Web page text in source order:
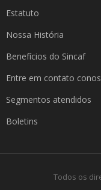
Estatuto
Nossa História
Benefícios do Sincaf
Entre em contato
Segmentos atendidos
Boletins
Todos os